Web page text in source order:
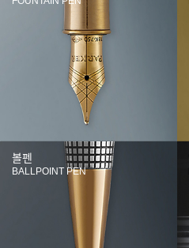
볼펜
BALLPOINT PEN